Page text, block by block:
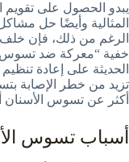
يبدو الحصول على تقويم
المثالية وأيضًا حل
الرغم من ذلك، فإن خلف
خفية “معركة ضد تسوس
الحديثة على إعادة
تزيد من خطر الإصابة
أكثر عن تسوس الأسنان
أسباب تسوس